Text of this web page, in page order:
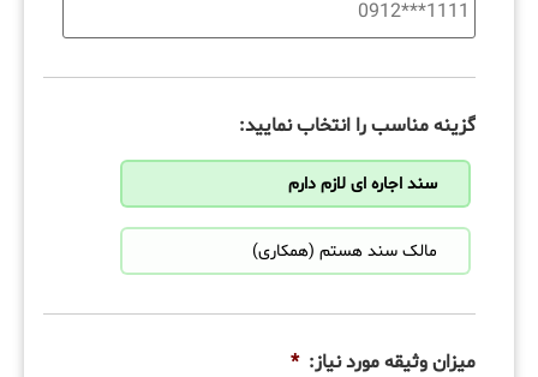
گزینه مناسب را انتخاب نمایید:
سند اجاره ای لازم دارم
مالک سند هستم (همکاری)
میزان وثیقه مورد نیاز: *